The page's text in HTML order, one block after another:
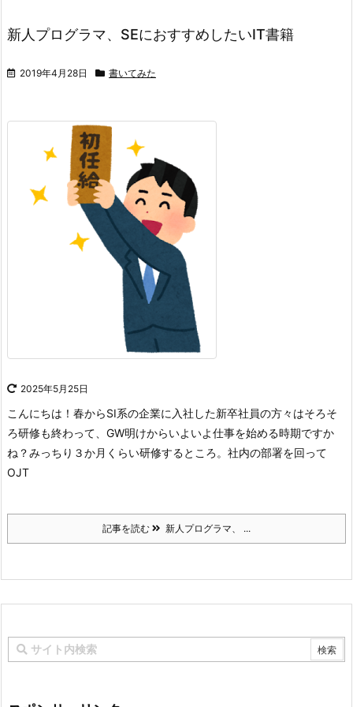
新人プログラマ、SEにおすすめしたいIT書籍
2019年4月28日 書いてみた
2025年5月25日
こんにちは！ 春からSI系の企業に入社した新卒社員の方々はそろそ
ろ研修も終わって、GW明けからいよいよ仕事を始める時期ですか
ね？みっちり３か月くらい研修するところ。 社内の部署を回って
OJT
記事を読む 新人プログラマ、 ...